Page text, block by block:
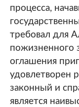
процесса,
требовал для
пожизненного
оглашения
удовлетворен
законный и
является